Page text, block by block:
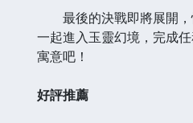
最後的決戰即將展開，
一起進入玉靈幻境，完成
寓意吧！
好評推薦